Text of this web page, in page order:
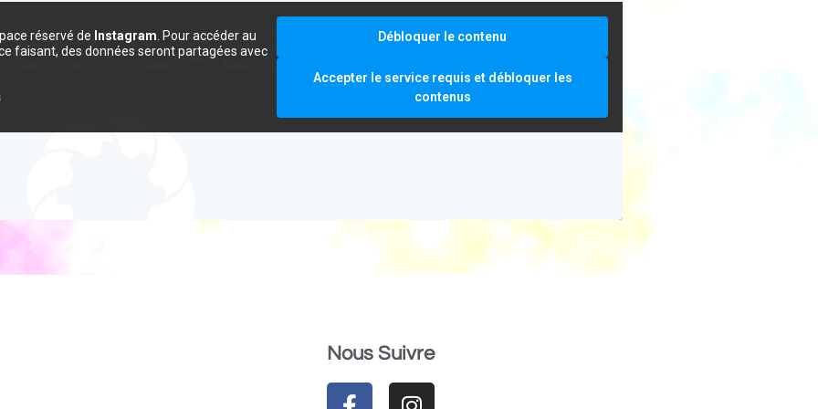
réservé de Instagram . Pour accéder au
faisant, des données seront partagées avec
Débloquer le contenu
Accepter le service requis et débloquer les
contenus
Nous Suivre